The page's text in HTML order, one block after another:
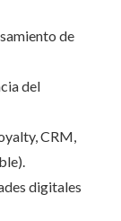
de
del
CRM,
digitales